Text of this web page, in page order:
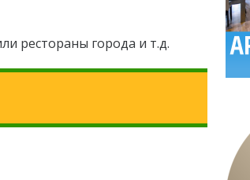
рестораны города и т.д.